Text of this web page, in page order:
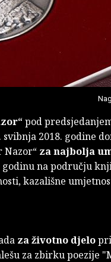
pod
2018. godine
Nazor“ za najbolja
godinu na području
kazališne
za životno djelo
za zbirku poezije